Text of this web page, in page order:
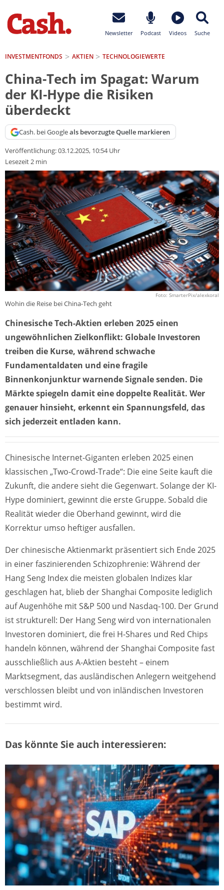
Newsletter Podcast Videos Suche
INVESTMENTFONDS AKTIEN TECHNOLOGIEWERTE
China-Tech im Spagat: Warum
der KI-Hype die Risiken
überdeckt
Cash. bei Googleals bevorzugte Quelle markieren
Veröffentlichung:03.12.2025, 10:54 Uhr
Lesezeit 2 min
Foto: SmarterPix/alexkoral
Wohin die Reise bei China-Tech geht
Chinesische Tech-Aktien erleben 2025 einen
ungewöhnlichen Zielkonflikt: Globale Investoren
treiben die Kurse, während schwache
Fundamentaldaten und eine fragile
Binnenkonjunktur warnende Signale senden. Die
Märkte spiegeln damit eine doppelte Realität. Wer
genauer hinsieht, erkennt ein Spannungsfeld, das
sich jederzeit entladen kann.
Chinesische Internet-Giganten erleben 2025 einen
klassischen „Two-Crowd-Trade“: Die eine Seite kauft die
Zukunft, die andere sieht die Gegenwart. Solange der KI-
Hype dominiert, gewinnt die erste Gruppe. Sobald die
Realität wieder die Oberhand gewinnt, wird die
Korrektur umso heftiger ausfallen.
Der chinesische Aktienmarkt präsentiert sich Ende 2025
in einer faszinierenden Schizophrenie: Während der
Hang Seng Index die meisten globalen Indizes klar
geschlagen hat, blieb der Shanghai Composite lediglich
auf Augenhöhe mit S&P 500 und Nasdaq-100. Der Grund
ist strukturell: Der Hang Seng wird von internationalen
Investoren dominiert, die frei H-Shares und Red Chips
handeln können, während der Shanghai Composite fast
ausschließlich aus A-Aktien besteht – einem
Marktsegment, das ausländischen Anlegern weitgehend
verschlossen bleibt und von inländischen Investoren
bestimmt wird.
Das könnte Sie auch interessieren: